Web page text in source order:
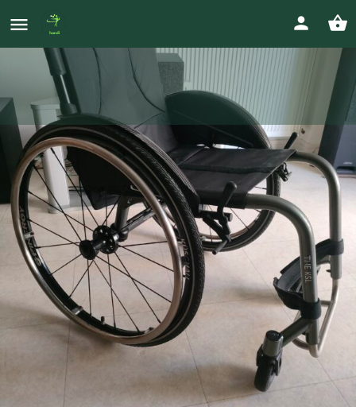
Vends fauteuil roulant actif
Kuschall KSL
Prix
1 500 0681167365
serechristophe@sfr.fr
Votre annonce
Envoyer un message Envoyer un